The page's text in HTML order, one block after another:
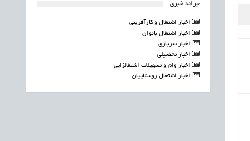
جرائد خبری
اخبار اشتغال و کارآفرینی
اخبار اشتغال بانوان
اخبار سربازی
اخبار تحصیلی
اخبار وام و تسهیلات اشتغالزایی
اخبار اشتغال روستاییان